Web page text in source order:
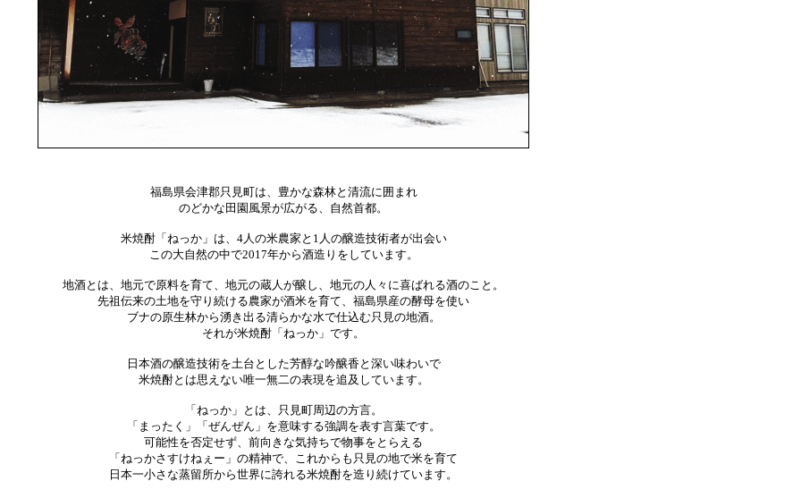
福島県会津郡只見町は、豊かな森林と清流に囲まれ
のどかな田園風景が広がる、自然首都。
米焼酎「ねっか」は、4人の米農家と1人の醸造技術者が出会い
この大自然の中で2017年から酒造りをしています。
地酒とは、地元で原料を育て、地元の蔵人が醸し、地元の人々に喜ばれる酒のこと。
先祖伝来の土地を守り続ける農家が酒米を育て、福島県産の酵母を使い
ブナの原生林から湧き出る清らかな水で仕込む只見の地酒。
それが米焼酎「ねっか」です。
日本酒の醸造技術を土台とした芳醇な吟醸香と深い味わいで
米焼酎とは思えない唯一無二の表現を追及しています。
「ねっか」とは、只見町周辺の方言。
「まったく」「ぜんぜん」を意味する強調を表す言葉です。
可能性を否定せず、前向きな気持ちで物事をとらえる
「ねっかさすけねぇー」の精神で、これからも只見の地で米を育て
日本一小さな蒸留所から世界に誇れる米焼酎を造り続けています。